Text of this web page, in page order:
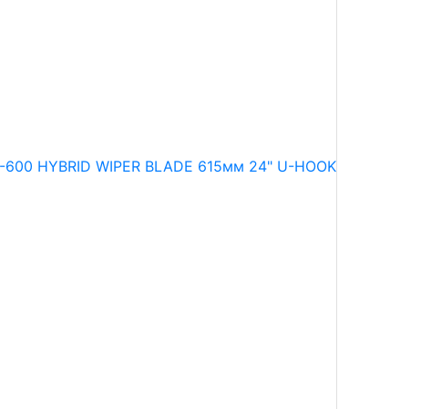
HYBRID WIPER BLADE 615мм 24" U-HOOK